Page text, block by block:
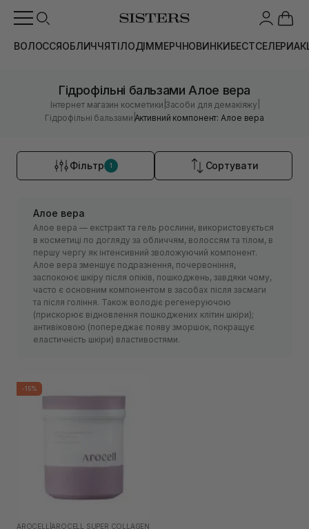
ВОЛОССЯОБЛИЧЧЯТІЛОДІММЕРЧНОВИНКИБЕСТСЕЛЕРИ
Гідрофільні бальзами Алое вера
Інтернет магазин косметики Засоби для демакіяжу
Гідрофільні бальзами |Активний компонент: Алое вера
Фільтр 1 Сортувати
Алое вера
Алое вера — екстракт та гель рослини, використовується
в косметиці по догляду за обличчям, волоссям та тілом, в
першу чергу як інтенсивний зволожуючий компонент.
Алое вера зменшує подразнення, почервоніння,
заспокоює шкіру після опіків, пошкоджень, завдяки чому,
часто є основним компонентом в засобах після засмаги
та після гоління. Також володіє регенеруючою
(прискорює відновлення пошкоджених клітин шкіри);
антивіковою (попереджає появу зморшок, покращує
еластичність шкіри) властивостями.
-15%
AROCELL AROCELL SUPER COLLAGEN